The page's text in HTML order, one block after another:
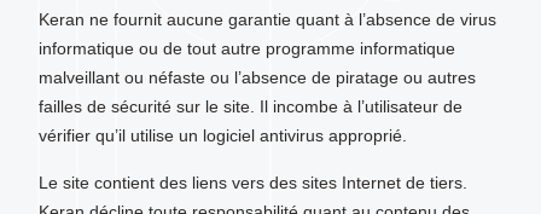
Keran ne fournit aucune garantie quant à l’absence de virus
informatique ou de tout autre programme informatique
malveillant ou néfaste ou l’absence de piratage ou autres
failles de sécurité sur le site. Il incombe à l’utilisateur de
vérifier qu’il utilise un logiciel antivirus approprié.
Le site contient des liens vers des sites Internet de tiers.